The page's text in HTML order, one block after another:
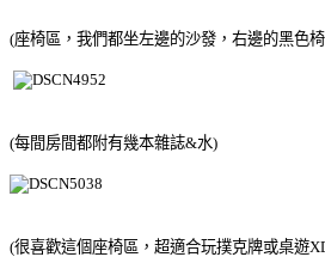
(座椅區，我們都坐左邊的沙發，右邊的黑色
(每間房間都附有幾本雜誌&水)
(很喜歡這個座椅區，超適合玩撲克牌或桌遊